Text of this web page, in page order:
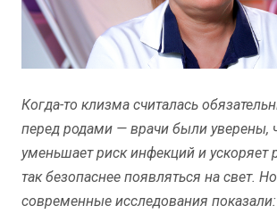
Когда-то клизма считалась
перед родами — врачи были уверены,
уменьшает риск инфекций и
так безопаснее появляться на свет.
современные исследования